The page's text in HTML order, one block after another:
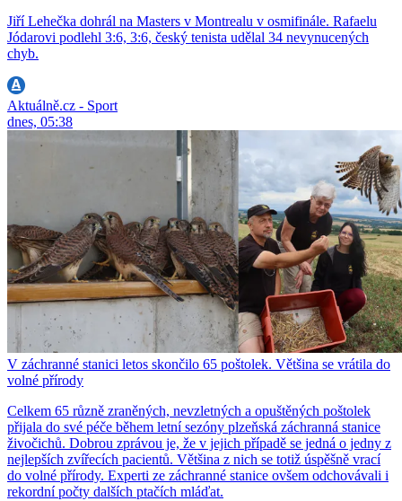
Jiří Lehečka dohrál na Masters v Montrealu v osmifinále. Rafaelu
Jódarovi podlehl 3:6, 3:6, český tenista udělal 34 nevynucených
chyb.
Aktuálně.cz - Sport
dnes, 05:38
V záchranné stanici letos skončilo 65 poštolek. Většina se vrátila do
volné přírody
Celkem 65 různě zraněných, nevzletných a opuštěných poštolek
přijala do své péče během letní sezóny plzeňská záchranná stanice
živočichů. Dobrou zprávou je, že v jejich případě se jedná o jedny z
nejlepších zvířecích pacientů. Většina z nich se totiž úspěšně vrací
do volné přírody. Experti ze záchranné stanice ovšem odchovávali i
rekordní počty dalších ptačích mláďat.